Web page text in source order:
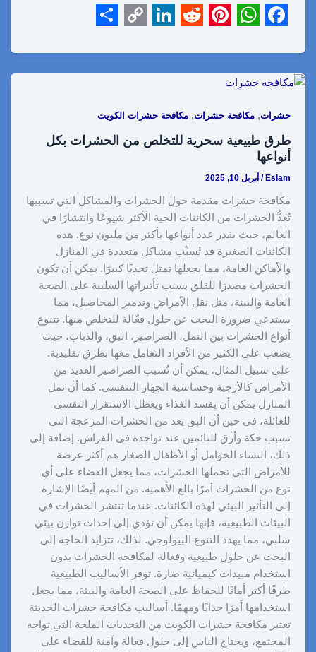
a
c
b
o
o
k
h
a
s
A
p
p
i
n
r
e
s
t
e
i
t
i
e
d
n
o
y
L
i
k
h
r
e
حشرات,مكافحة حشرات,مكافحة حشرات الكويت
طرق طبيعية سحرية للتخلص من الحشرات بكل
أنواعها
Eslam
/أبريل 10, 2025
مكافحة حشرات مقدمة حول الحشرات والمشاكل التي تسببها
تُعَدُّ الحشرات من الكائنات الحية الأكثر شيوعًا وانتشارًا في
العالم، حيث يقدر عدد أنواعها بأكثر من مليون نوع. هذه
الكائنات الصغيرة قد تُسبِّب مشاكل متعددة في المنازل
والأماكن العامة، مما يجعلها تمثل تحديًا كبيرًا. يمكن أن تكون
الحشرات مصدرًا للقلق بسبب تأثيراتها السلبية على الصحة
العامة والبيئة، مثل نقل الأمراض وتدمير المحاصيل، مما
يستدعي ضرورة البحث عن حلول فعّالة للتخلص منها. تتنوع
أنواع الحشرات بين النمل، الصراصير، البق، والذباب، حيث
يصعب على الكثير من الأفراد التعامل معها بطرق تقليدية.
على سبيل المثال، يمكن أن تُسبب الصراصير العديد من
الأمراض كالأرجية وحساسية الجهاز التنفسي. كما أن نمل
المنازل يمكن أن يفسد الغذاء ويعطل الاستقرار النفسي
للعائلة، في حين أن البق يعد من الحشرات المزعجة التي
تسبب حكة وأرق للنائمين عند تواجده في الفراش. إضافة إلى
ذلك، النساء الحوامل أو الأطفال الصغار هم أكثر عرضة
للأمراض التي تحملها الحشرات، مما يجعل القضاء على أي
نوع من الحشرات أمرًا بالغ الأهمية. من المهم أيضًا الإشارة
إلى التأثير البيئي لهذه الكائنات. عندما تنتشر الحشرات في
البيئات الطبيعية، فإنها يمكن أن تؤدي إلى إحداث توازن بيئي
سلبي، مما يهدد التنوع البيولوجي. لذلك، تتزايد الحاجة إلى
البحث عن حلول طبيعية وفعالة لمكافحة الحشرات بدون
استخدام مبيدات كيميائية ضارة. توفر الأساليب الطبيعية
طرقًا أكثر أمانًا للحفاظ على الصحة العامة والبيئة، مما يجعل
استخدامها أمرًا جذابًا ومهمًا. أساليب مكافحة حشرات الحديثة
تعتبر مكافحة حشرات الكويت من التحديات الملحة التي تواجه
المجتمع، ويحتاج الناس إلى حلول فعالة وآمنة للقضاء على